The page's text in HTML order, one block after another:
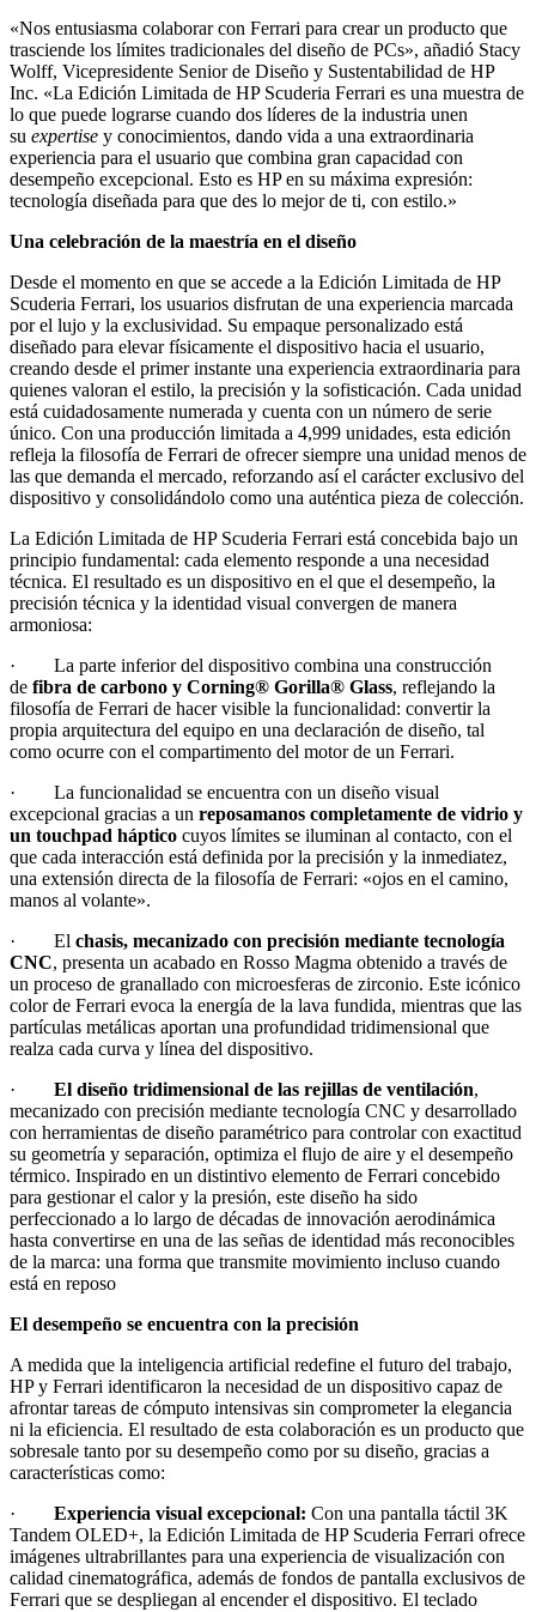
«Nos entusiasma colaborar con Ferrari para crear un producto que
trasciende los límites tradicionales del diseño de PCs», añadió Stacy
Wolff, Vicepresidente Senior de Diseño y Sustentabilidad de HP
Inc. «La Edición Limitada de HP Scuderia Ferrari es una muestra de
lo que puede lograrse cuando dos líderes de la industria unen
su expertise y conocimientos, dando vida a una extraordinaria
experiencia para el usuario que combina gran capacidad con
desempeño excepcional. Esto es HP en su máxima expresión:
tecnología diseñada para que des lo mejor de ti, con estilo.»
Una celebración de la maestría en el diseño
Desde el momento en que se accede a la Edición Limitada de HP
Scuderia Ferrari, los usuarios disfrutan de una experiencia marcada
por el lujo y la exclusividad. Su empaque personalizado está
diseñado para elevar físicamente el dispositivo hacia el usuario,
creando desde el primer instante una experiencia extraordinaria para
quienes valoran el estilo, la precisión y la sofisticación. Cada unidad
está cuidadosamente numerada y cuenta con un número de serie
único. Con una producción limitada a 4,999 unidades, esta edición
refleja la filosofía de Ferrari de ofrecer siempre una unidad menos de
las que demanda el mercado, reforzando así el carácter exclusivo del
dispositivo y consolidándolo como una auténtica pieza de colección.
La Edición Limitada de HP Scuderia Ferrari está concebida bajo un
principio fundamental: cada elemento responde a una necesidad
técnica. El resultado es un dispositivo en el que el desempeño, la
precisión técnica y la identidad visual convergen de manera
armoniosa:
· La parte inferior del dispositivo combina una construcción
de fibra de carbono y Corning® Gorilla® Glass, reflejando la
filosofía de Ferrari de hacer visible la funcionalidad: convertir la
propia arquitectura del equipo en una declaración de diseño, tal
como ocurre con el compartimento del motor de un Ferrari.
· La funcionalidad se encuentra con un diseño visual
excepcional gracias a un reposamanos completamente de vidrio y
un touchpad háptico cuyos límites se iluminan al contacto, con el
que cada interacción está definida por la precisión y la inmediatez,
una extensión directa de la filosofía de Ferrari: «ojos en el camino,
manos al volante».
· El chasis, mecanizado con precisión mediante tecnología
CNC, presenta un acabado en Rosso Magma obtenido a través de
un proceso de granallado con microesferas de zirconio. Este icónico
color de Ferrari evoca la energía de la lava fundida, mientras que las
partículas metálicas aportan una profundidad tridimensional que
realza cada curva y línea del dispositivo.
· El diseño tridimensional de las rejillas de ventilación,
mecanizado con precisión mediante tecnología CNC y desarrollado
con herramientas de diseño paramétrico para controlar con exactitud
su geometría y separación, optimiza el flujo de aire y el desempeño
térmico. Inspirado en un distintivo elemento de Ferrari concebido
para gestionar el calor y la presión, este diseño ha sido
perfeccionado a lo largo de décadas de innovación aerodinámica
hasta convertirse en una de las señas de identidad más reconocibles
de la marca: una forma que transmite movimiento incluso cuando
está en reposo
El desempeño se encuentra con la precisión
A medida que la inteligencia artificial redefine el futuro del trabajo,
HP y Ferrari identificaron la necesidad de un dispositivo capaz de
afrontar tareas de cómputo intensivas sin comprometer la elegancia
ni la eficiencia. El resultado de esta colaboración es un producto que
sobresale tanto por su desempeño como por su diseño, gracias a
características como:
· Experiencia visual excepcional: Con una pantalla táctil 3K
Tandem OLED+, la Edición Limitada de HP Scuderia Ferrari ofrece
imágenes ultrabrillantes para una experiencia de visualización con
calidad cinematográfica, además de fondos de pantalla exclusivos de
Ferrari que se despliegan al encender el dispositivo. El teclado